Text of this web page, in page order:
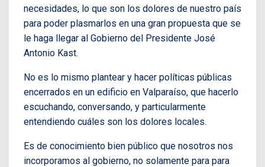
necesidades, lo que son los dolores de nuestro país
para poder plasmarlos en una gran propuesta que se
le haga llegar al Gobierno del Presidente José
Antonio Kast.
No es lo mismo plantear y hacer políticas públicas
encerrados en un edificio en Valparaíso, que hacerlo
escuchando, conversando, y particularmente
entendiendo cuáles son los dolores locales.
Es de conocimiento bien público que nosotros nos
incorporamos al gobierno, no solamente para para